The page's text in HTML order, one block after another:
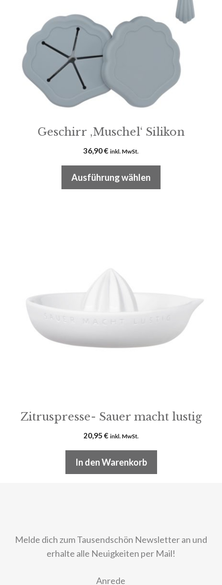
Geschirr ‚Muschel‘ Silikon
36,90€ inkl. MwSt.
Ausführung wählen
Optionen
können
auf
der
Produktseite
gewählt
Zitruspresse- Sauer macht lustig
20,95 € inkl. MwSt.
In den Warenkorb
Melde dich zum Tausendschön Newsletter an und
erhalte alle Neuigkeiten per Mail!
Anrede